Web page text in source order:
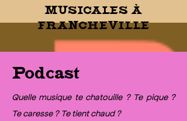
MUSICALES À
FRANCHEVILLE
Podcast
Quelle musique te chatouille ? Te pique ?
Te caresse ? Te tient chaud ?